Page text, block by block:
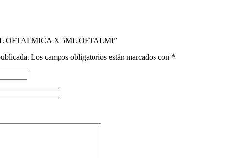
OFTALMICA X 5ML OFTALMI”
Los campos obligatorios están marcados con *